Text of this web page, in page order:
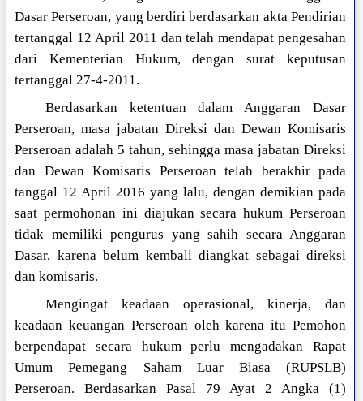
Dasar Perseroan, yang berdiri berdasarkan akta Pendirian
tertanggal 12 April 2011 dan telah mendapat pengesahan
dari Kementerian Hukum, dengan surat keputusan
tertanggal 27-4-2011.
Berdasarkan ketentuan dalam Anggaran Dasar
Perseroan, masa jabatan Direksi dan Dewan Komisaris
Perseroan adalah 5 tahun, sehingga masa jabatan Direksi
dan Dewan Komisaris Perseroan telah berakhir pada
tanggal 12 April 2016 yang lalu, dengan demikian pada
saat permohonan ini diajukan secara hukum Perseroan
tidak memiliki pengurus yang sahih secara Anggaran
Dasar, karena belum kembali diangkat sebagai direksi
dan komisaris.
Mengingat keadaan operasional, kinerja, dan
keadaan keuangan Perseroan oleh karena itu Pemohon
berpendapat secara hukum perlu mengadakan Rapat
Umum Pemegang Saham Luar Biasa (RUPSLB)
Perseroan. Berdasarkan Pasal 79 Ayat 2 Angka (1)